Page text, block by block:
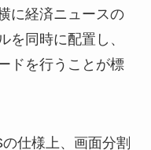
に経済ニュースの
を同時に配置し、
ドを行うことが標
仕様上、画面分割